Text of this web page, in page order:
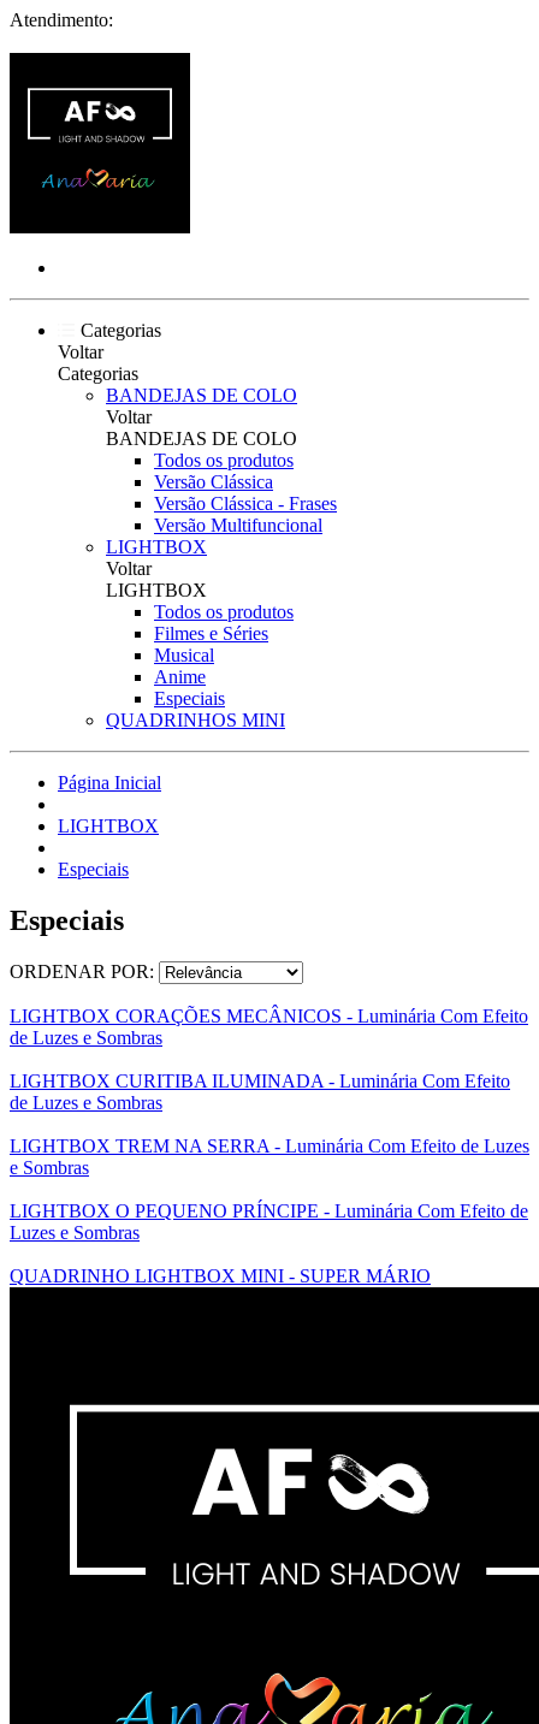
Atendimento:
Categorias
Voltar
Categorias
BANDEJAS DE COLO
Voltar
BANDEJAS DE COLO
Todos os produtos
Versão Clássica
Versão Clássica - Frases
Versão Multifuncional
LIGHTBOX
Voltar
LIGHTBOX
Todos os produtos
Filmes e Séries
Musical
Anime
Especiais
QUADRINHOS MINI
Página Inicial
LIGHTBOX
Especiais
Especiais
ORDENAR POR:
LIGHTBOX CORAÇÕES MECÂNICOS - Luminária Com Efeito
de Luzes e Sombras
LIGHTBOX CURITIBA ILUMINADA - Luminária Com Efeito
de Luzes e Sombras
LIGHTBOX TREM NA SERRA - Luminária Com Efeito de Luzes
e Sombras
LIGHTBOX O PEQUENO PRÍNCIPE - Luminária Com Efeito de
Luzes e Sombras
QUADRINHO LIGHTBOX MINI - SUPER MÁRIO